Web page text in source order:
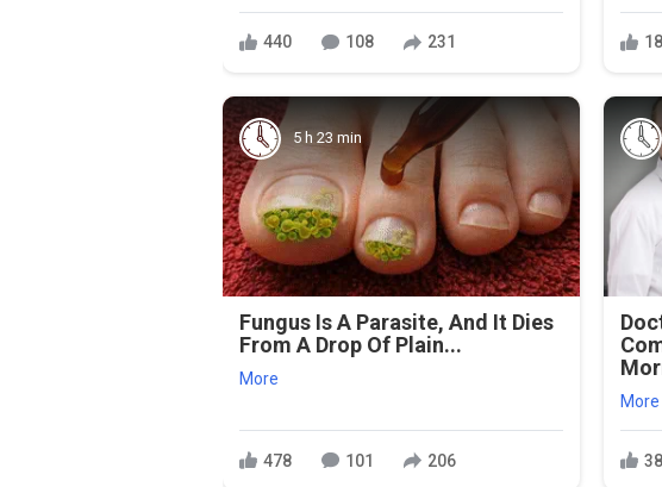
440 108 231
5 h 23 min
Fungus Is A Parasite, And It Dies
From A Drop Of Plain...
More
478 101 206
More